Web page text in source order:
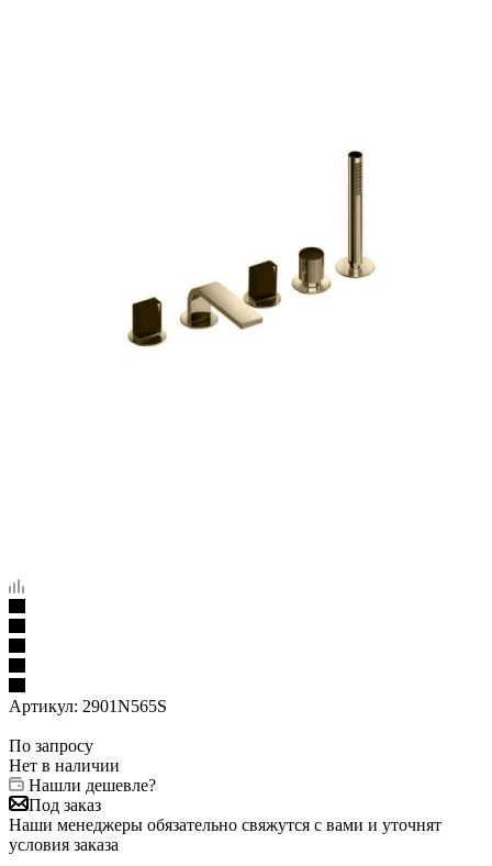
Артикул: 2901N565S
По запросу
Нет в наличии
Нашли дешевле?
Под заказ
Наши менеджеры обязательно свяжутся с вами и уточнят
условия заказа